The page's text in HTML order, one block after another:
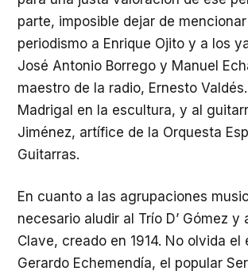
parte, imposible dejar de
periodismo a Enrique Ojito y a los
José Antonio Borrego y Manuel
maestro de la radio, Ernesto
Madrigal en la escultura, y al
Jiménez, artífice de la Orquesta
Guitarras.
En cuanto a las agrupaciones
necesario aludir al Trío D’ Gómez y
Clave, creado en 1914. No olvida el
Gerardo Echemendía, el popular